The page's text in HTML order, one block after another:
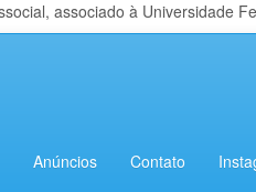
associado à Universidade
Anúncios Contato